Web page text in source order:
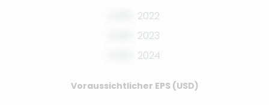
2022
2023
2024
Voraussichtlicher EPS (USD)